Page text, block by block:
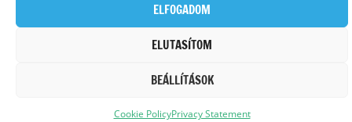
ELFOGADOM
ELUTASÍTOM
BEÁLLÍTÁSOK
Cookie PolicyPrivacy Statement